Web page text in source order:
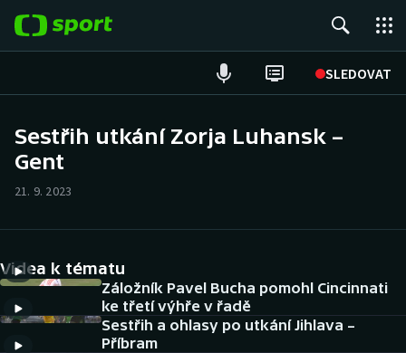
SLEDOVAT
Hokej
Cyklistika
DALŠÍ SPORTY
Sestřih utkání Zorja Luhansk –
Gent
21. 9. 2023
Videa k tématu
Záložník Pavel Bucha pomohl Cincinnati
ke třetí výhře v řadě
Sestřih a ohlasy po utkání Jihlava –
Příbram